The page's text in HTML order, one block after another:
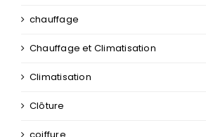
chauffage
Chauffage et Climatisation
Climatisation
Clôture